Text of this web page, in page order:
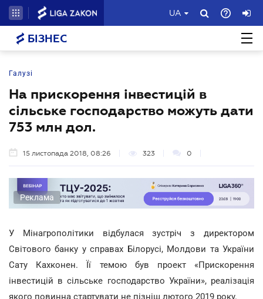
UA
БІЗНЕС
Галузі
На прискорення інвестицій в
сільське господарство можуть дати
753 млн дол.
15 листопада 2018, 08:26 323 0
Реклама
У Мінагрополітики відбулася зустріч з директором
Світового банку у справах Білорусі, Молдови та України
Сату Кахконен. Її темою був проект «Прискорення
інвестицій в сільське господарство України», реалізація
якого повинна стартувати не пізніш лютого 2019 року.